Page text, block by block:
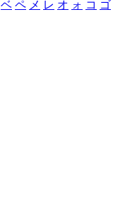
ベ ペ メ レ オ ォ コ ゴ